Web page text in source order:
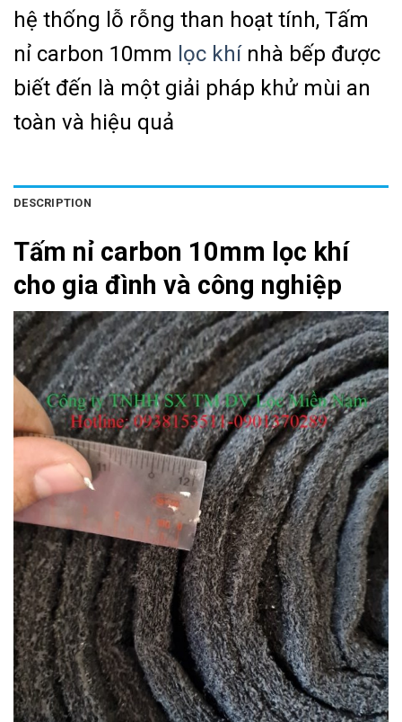
hệ thống lỗ rỗng than hoạt tính, Tấm
nỉ carbon 10mm lọc khínhà bếp được
biết đến là một giải pháp khử mùi an
toàn và hiệu quả
DESCRIPTION
Tấm nỉ carbon 10mm lọc khí
cho gia đình và công nghiệp